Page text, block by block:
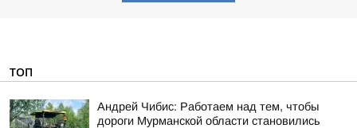
ТОП
Андрей Чибис: Работаем над тем, чтобы
дороги Мурманской области становились